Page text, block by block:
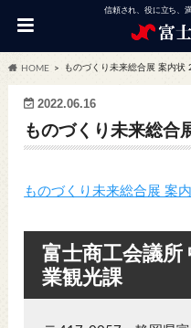
信頼され、役に立ち、
HOME ものづくり未来総合展 案内状
2022.06.16
ものづくり未来総合
ものづくり未来総合展 案
富士商工会議所
業観光課